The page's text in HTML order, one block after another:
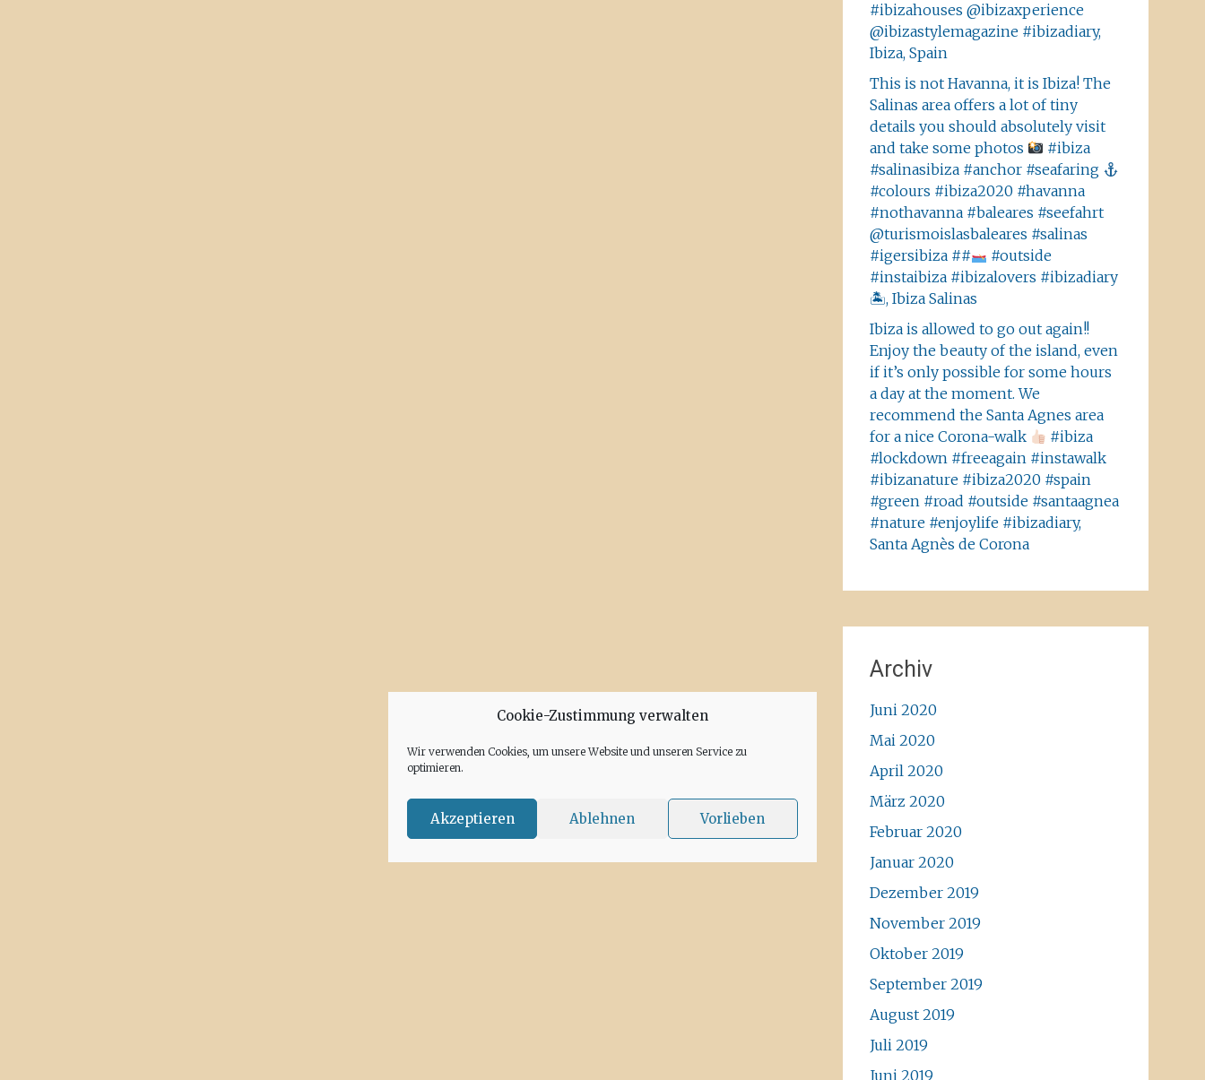
Cookie-Zustimmung verwalten
Wir verwenden Cookies, um unsere Website und unseren Service zu
optimieren.
Akzeptieren Ablehnen Vorlieben
#ibizahouses @ibizaxperience
@ibizastylemagazine #ibizadiary,
Ibiza, Spain
This is not Havanna, it is Ibiza! The
Salinas area offers a lot of tiny
details you should absolutely visit
and take some photos
#ibiza
#salinasibiza #anchor #seafaring
#colours #ibiza2020 #havanna
#nothavanna #baleares #seefahrt
@turismoislasbaleares #salinas
#igersibiza ##
#outside
#instaibiza #ibizalovers #ibizadiary
🏝, Ibiza Salinas
Ibiza is allowed to go out again!!
Enjoy the beauty of the island, even
if it’s only possible for some hours
a day at the moment. We
recommend the Santa Agnes area
for a nice Corona-walk
#ibiza
#lockdown #freeagain #instawalk
#ibizanature #ibiza2020 #spain
#green #road #outside #santaagnea
#nature #enjoylife #ibizadiary,
Santa Agnès de Corona
Archiv
Juni 2020
Mai 2020
April 2020
März 2020
Februar 2020
Januar 2020
Dezember 2019
November 2019
Oktober 2019
September 2019
August 2019
Juli 2019
Juni 2019